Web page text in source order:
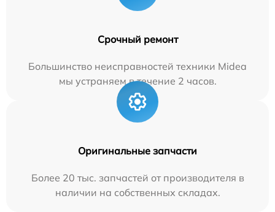
Срочный ремонт
Большинство неисправностей техники Midea
мы устраняем в течение 2 часов.
Оригинальные запчасти
Более 20 тыс. запчастей от производителя в
наличии на собственных складах.